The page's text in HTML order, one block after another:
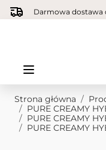
Przejdź do treści
Darmowa dostawa
Strona główna /
/ PURE CREAMY
/ PURE CREAMY
/ PURE CREAMY